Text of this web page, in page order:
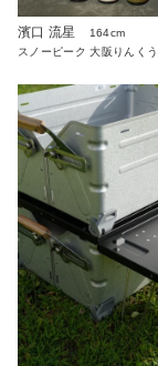
濱口 流星
164cm
スノーピーク 大阪りんくう